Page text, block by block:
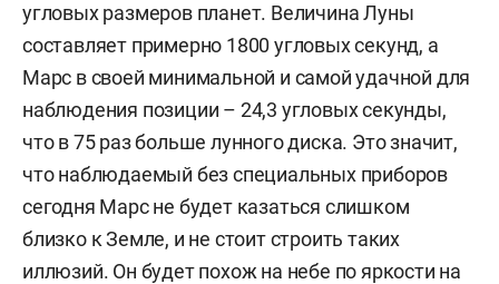
угловых размеров планет. Величина Луны
составляет примерно 1800 угловых секунд, а
Марс в своей минимальной и самой удачной для
наблюдения позиции – 24,3 угловых секунды,
что в 75 раз больше лунного диска. Это значит,
что наблюдаемый без специальных приборов
сегодня Марс не будет казаться слишком
близко к Земле, и не стоит строить таких
иллюзий. Он будет похож на небе по яркости на